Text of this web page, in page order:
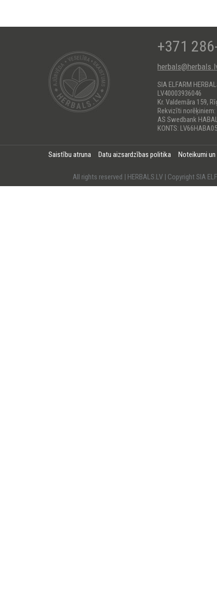
+371
SIA ELFARM
LV40003936046
Kr. Valdemāra 159,
Rekvizīti norēķiniem:
AS Swedbank
KONTS:
Saistību atruna Datu aizsardzības politika Noteikumi
All rights reserved | HERBALS.LV | Copyright SIA